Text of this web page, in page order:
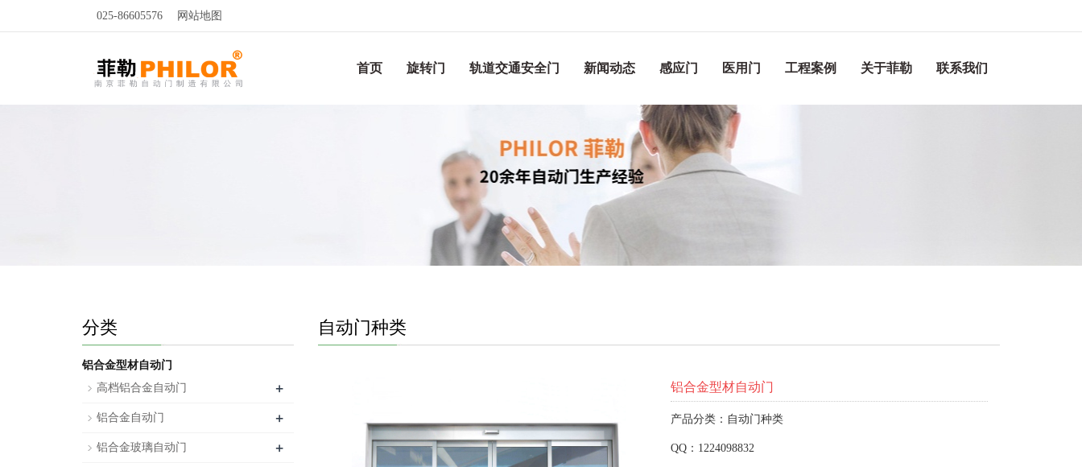
025-86605576 网站地图
首页 旋转门 轨道交通安全门 新闻动态 感应门 医用门 工程案例 关于菲勒 联系我们
自动门种类
铝合金型材自动门
产品分类：自动门种类
QQ：1224098832
分类
铝合金型材自动门
高档铝合金自动门
+
铝合金自动门 +
铝合金玻璃自动门 +